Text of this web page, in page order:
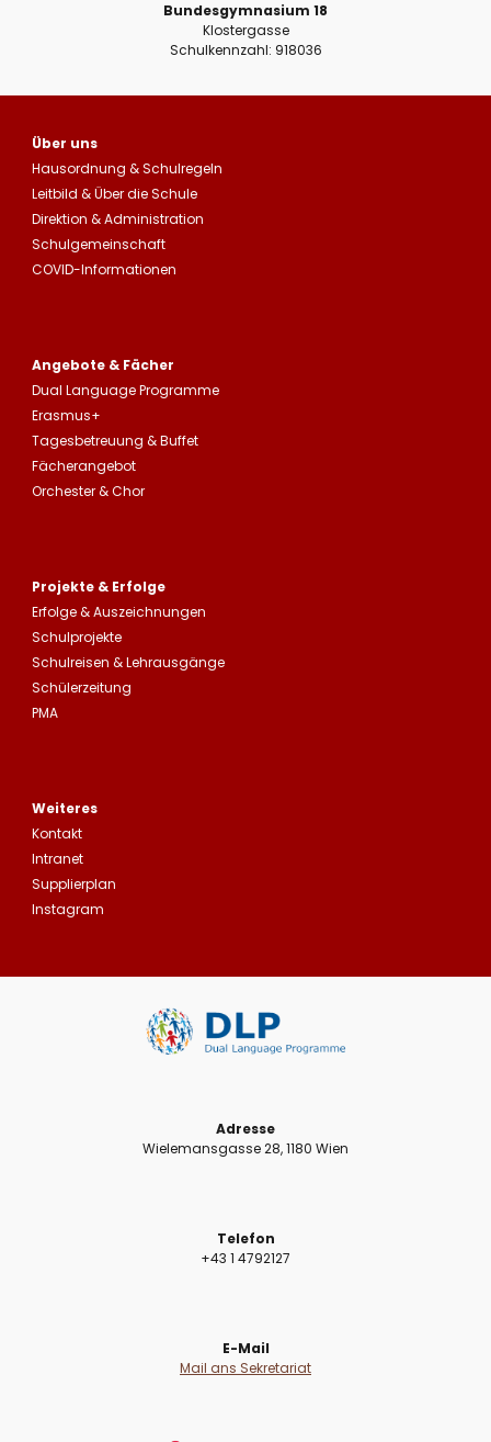
Bundesgymnasium 18
Klostergasse
Schulkennzahl: 918036
Über uns
Hausordnung &Schulregeln
Leitbild&Über die Schule
Direktion & Administration
Schulgemeinschaft
COVID-Informationen
Angebote & Fächer
Dual Language Programme
Erasmus+
Tagesbetreuung &Buffet
Fächerangebot
Orchester & Chor
Projekte & Erfolge
Erfolge &Auszeichnungen
Schulprojekte
Schulreisen &Lehrausgänge
Schülerzeitung
PMA
Weiteres
Kontakt
Intranet
Supplierplan
Instagram
Adresse
Wielemansgasse 28, 1180 Wien
Telefon
+43 1 4792127
E-Mail
Mail ans Sekretariat